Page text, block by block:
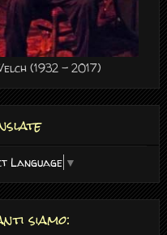
(1932 - 2017)
Language ▼
siamo: